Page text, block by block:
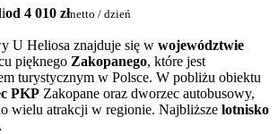
od 4 010 złnetto / dzień
U Heliosa znajduje się w województwie
pięknego Zakopanego, które jest
turystycznym w Polsce. W pobliżu obiektu
PKP Zakopane oraz dworzec autobusowy,
wielu atrakcji w regionie. Najbliższe lotnisko